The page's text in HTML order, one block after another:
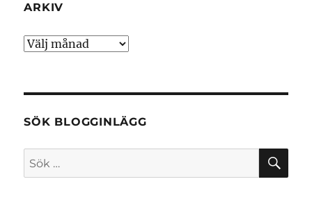
ARKIV
Arkiv
SÖK BLOGGINLÄGG
Sök
efter: